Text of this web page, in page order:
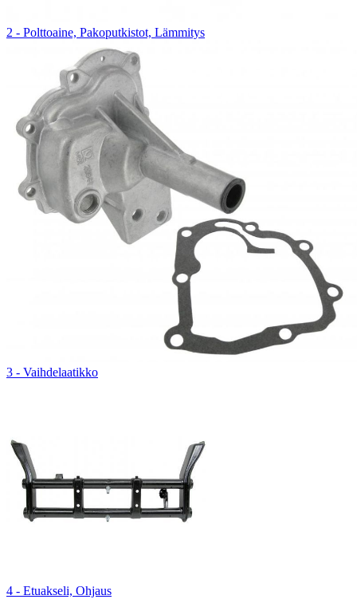
2 - Polttoaine, Pakoputkistot, Lämmitys
3 - Vaihdelaatikko
4 - Etuakseli, Ohjaus